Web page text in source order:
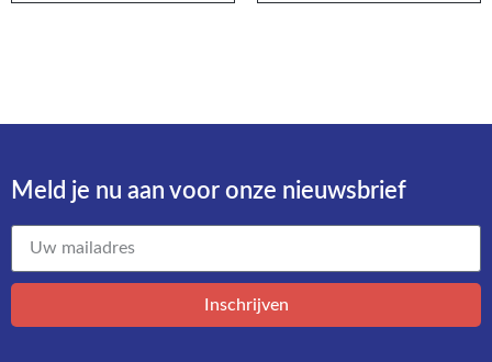
Meld je nu aan voor onze nieuwsbrief​
Inschrijven